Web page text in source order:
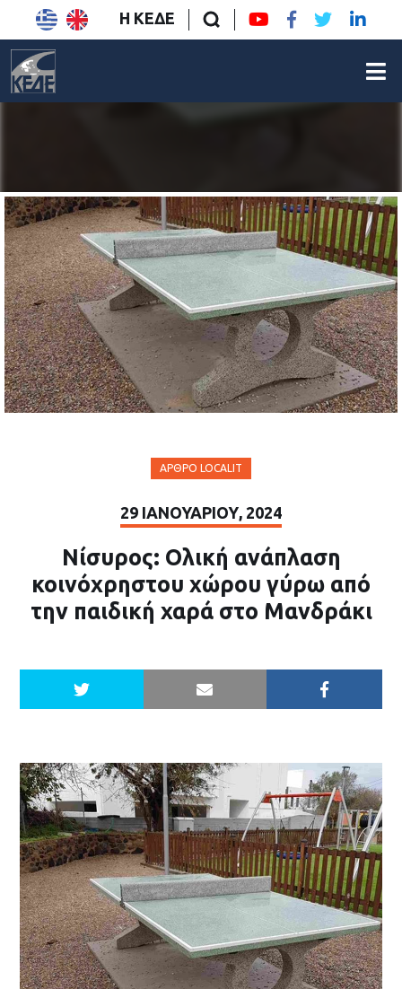
Η ΚΕΔΕ
ΆΡΘΡΟ LOCALIT
29 ΙΑΝΟΥΑΡΊΟΥ, 2024
Νίσυρος: Ολική ανάπλαση
κοινόχρηστου χώρου γύρω από
την παιδική χαρά στο Μανδράκι